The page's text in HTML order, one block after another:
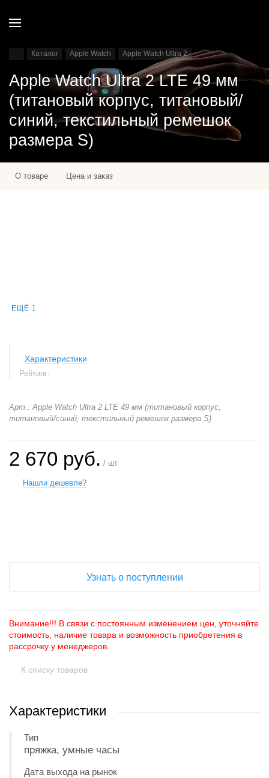
Каталог Apple Watch Apple Watch Ultra 2
Apple Watch Ultra 2 LTE 49 мм
(титановый корпус, титановый/
синий, текстильный ремешок
размера S)
О товаре Цена и заказ
ЕЩЁ 1
Характеристики
Рейтинг:
Арт.: Apple Watch Ultra 2 LTE 49 мм (титановый корпус,
титановый/синий, текстильный ремешок размера S)
2 670 руб. / шт
Нашли дешевле?
Узнать о поступлении
Внимание!!! В связи с постоянным изменением цен, уточняйте
стоимость, наличие товара и возможность приобретения в
рассрочку у менеджеров.
К списку товаров
Характеристики
Тип
пряжка, умные часы
Дата выхода на рынок